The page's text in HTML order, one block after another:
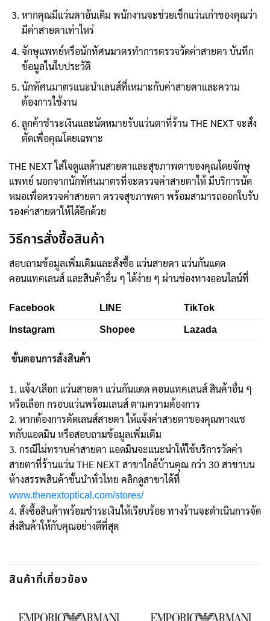
หากคุณมีแว่นตาอันเดิม พนักงานจะช่วยเช็กแว่นเก่าของคุณว่า
มีค่าสายตาเท่าไหร่
จักษุแพทย์หรือนักทัศนมาตรทำการตรวจวัดค่าสายตา บันทึก
ข้อมูลในใบประวัติ
นักทัศนมาตรแนะนำเลนส์ที่เหมาะกับค่าสายตาและความ
ต้องการใช้งาน
ลูกค้าชำระเงินและนัดหมายรับแว่นตาที่ร้าน THE NEXT จะสั่ง
ตัดเพื่อคุณโดยเฉพาะ
THE NEXT ใส่ใจดูแลด้านสายตาและสุขภาพตาของคุณโดยจักษุ
แพทย์ นอกจากนักทัศนมาตรที่จะตรวจค่าสายตาให้ มีบริการนัด
หมอเพื่อตรวจค่าสายตา ตรวจสุขภาพตา พร้อมสามารถออกใบรับ
รองค่าสายตาให้ได้อีกด้วย
วิธีการสั่งซื้อสินค้า
สอบถามข้อมูลเพิ่มเติมและสั่งซื้อ แว่นสายตา แว่นกันแดด
คอนแทคเลนส์ และสินค้าอื่น ๆ ได้ง่าย ๆ ผ่านช่องทางออนไลน์ที่
Facebook LINE
TikTok
Instagram
Shopee Lazada
ขั้นตอนการสั่งสินค้า
1. แจ้ง/เลือก แว่นสายตา แว่นกันแดด คอนแทคเลนส์ สินค้าอื่น ๆ
หรือเลือก กรอบแว่นพร้อมเลนส์ ตามความต้องการ
2. หากต้องการตัดเลนส์สายตา ให้แจ้งค่าสายตาของคุณทางแช
ทกับแอดมิน หรือสอบถามข้อมูลเพิ่มเติม
3. กรณีไม่ทราบค่าสายตา แอดมินจะแนะนำให้ใช้บริการวัดค่า
สายตาที่ร้านแว่น THE NEXT สาขาใกล้บ้านคุณ กว่า 30 สาขาบน
ห้างสรรพสินค้าชั้นนำทั่วไทย คลิกดูสาขาได้ที่
www.thenextoptical.com/stores/
4. สั่งซื้อสินค้าพร้อมชำระเงินให้เรียบร้อย ทางร้านจะดำเนินการจัด
ส่งสินค้าให้กับคุณอย่างดีที่สุด
สินค้าที่เกี่ยวข้อง